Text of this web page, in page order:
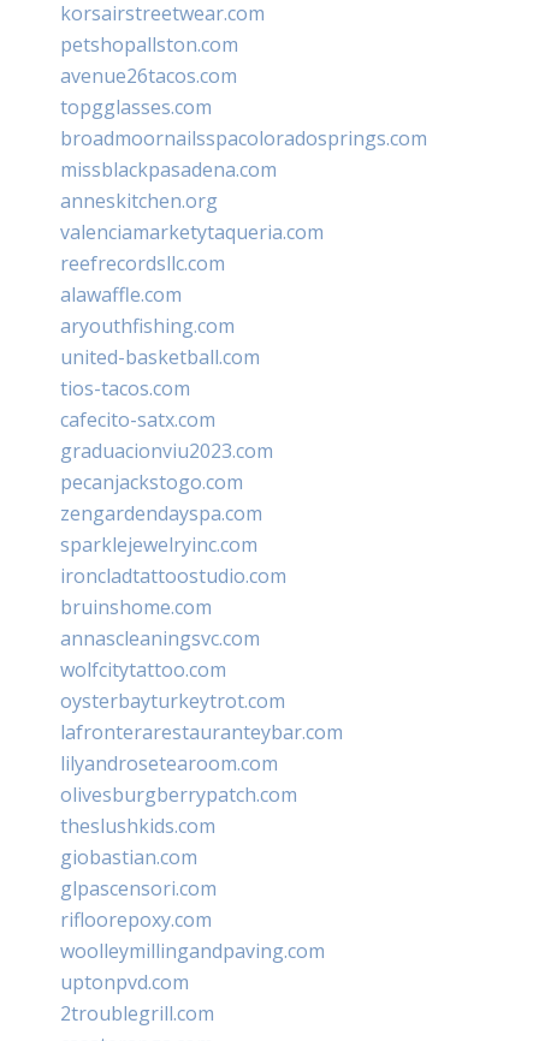
korsairstreetwear.com
petshopallston.com
avenue26tacos.com
topgglasses.com
broadmoornailsspacoloradosprings.com
missblackpasadena.com
anneskitchen.org
valenciamarketytaqueria.com
reefrecordsllc.com
alawaffle.com
aryouthfishing.com
united-basketball.com
tios-tacos.com
cafecito-satx.com
graduacionviu2023.com
pecanjackstogo.com
zengardendayspa.com
sparklejewelryinc.com
ironcladtattoostudio.com
bruinshome.com
annascleaningsvc.com
wolfcitytattoo.com
oysterbayturkeytrot.com
lafronterarestauranteybar.com
lilyandrosetearoom.com
olivesburgberrypatch.com
theslushkids.com
giobastian.com
glpascensori.com
rifloorepoxy.com
woolleymillingandpaving.com
uptonpvd.com
2troublegrill.com